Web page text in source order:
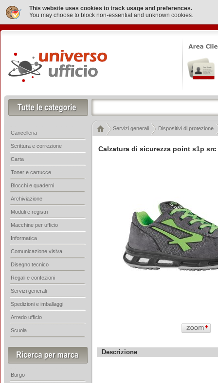
This website uses cookies to track usage and preferences.
You may choose to block non-essential and unknown cookies.
Calzatura di sicurezza point s1p
Descrizione
Servizi generali Dispositivi di protezione
Cancelleria
Scrittura e correzione
Carta
Toner e cartucce
Blocchi e quaderni
Archiviazione
Moduli e registri
Macchine per ufficio
Informatica
Comunicazione visiva
Disegno tecnico
Regali e confezioni
Servizi generali
Spedizioni e imballaggi
Arredo ufficio
Scuola
Burgo